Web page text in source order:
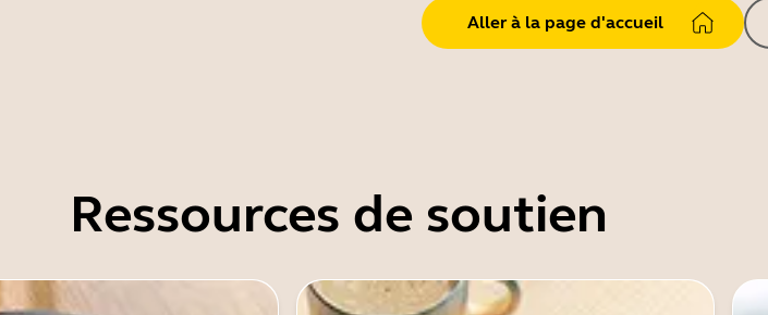
Aller à la page d'accueil
Ressources de soutien